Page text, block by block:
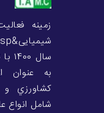
زمینه
به
کشاورزي
شامل